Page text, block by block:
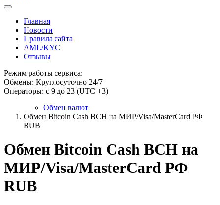
Главная
Новости
Правила сайта
AML/KYC
Отзывы
Режим работы сервиса:
Обмены: Круглосуточно 24/7
Операторы: с 9 до 23 (UTC +3)
Обмен валют
Обмен Bitcoin Cash BCH на МИР/Visa/MasterCard РФ
RUB
Обмен Bitcoin Cash BCH на
МИР/Visa/MasterCard РФ
RUB